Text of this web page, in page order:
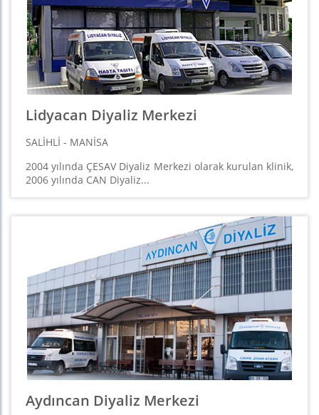
Lidyacan Diyaliz Merkezi
SALIHLI - MANISA
2004 yılında ÇESAV Diyaliz Merkezi olarak kurulan klinik,
2006 yılında CAN Diyaliz...
Aydıncan Diyaliz Merkezi